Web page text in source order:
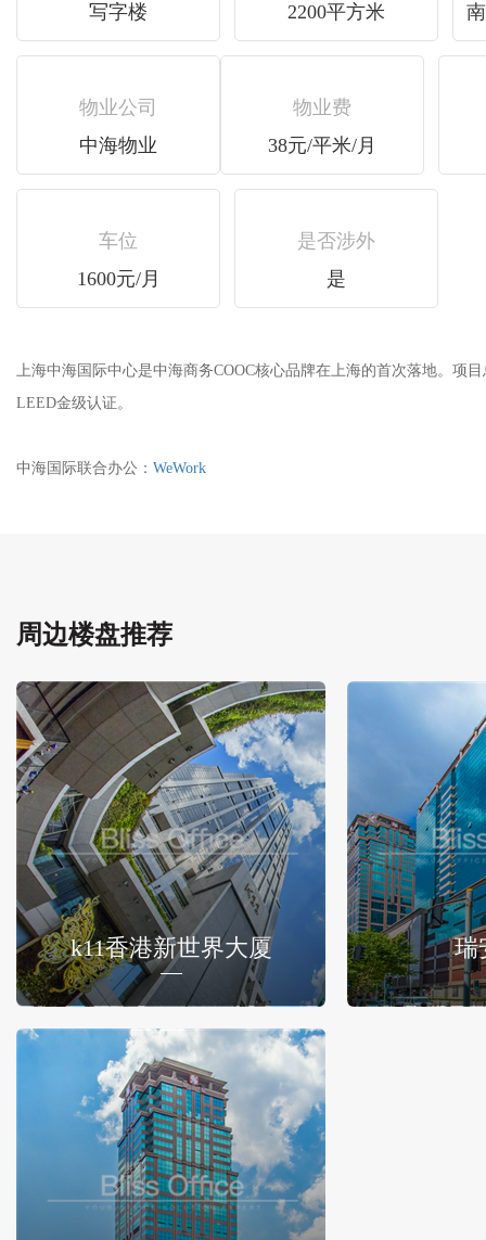
写字楼
2200平方米
物业公司
中海物业
物业费
38元/平米/月
车位
1600元/月
是否涉外
是
上海中海国际中心是中海商务COOC核心品牌在上海的首次落地。
LEED金级认证。
中海国际联合办公： WeWork
周边楼盘推荐
k11香港新世界大厦 瑞